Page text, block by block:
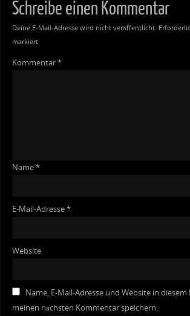
Schreibe einen Kommentar
Deine E-Mail-Adresse wird nicht veröffentlicht.
markiert
Kommentar*
Name*
E-Mail-Adresse*
Website
Name, E-Mail-Adresse und Website in diesem
meinen nächsten Kommentar speichern.